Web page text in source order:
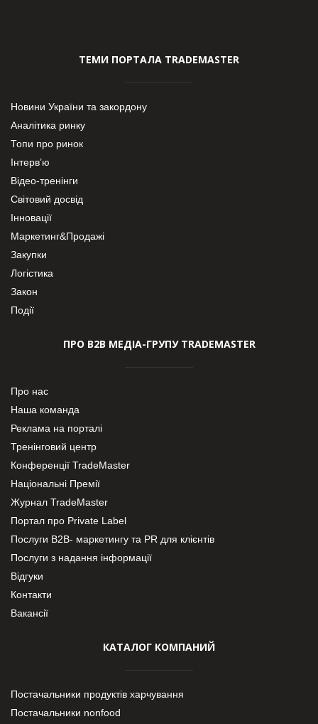
ТЕМИ ПОРТАЛА TRADEMASTER
Новини України та закордону
Аналітика ринку
Топи про ринок
Інтерв’ю
Відео-тренінги
Світовий досвід
Інновації
Маркетинг&Продажі
Закупки
Логістика
Закон
Події
ПРО В2В МЕДІА-ГРУПУ TRADEMASTER
Про нас
Наша команда
Реклама на порталі
Тренінговий центр
Конференції TradeMaster
Національні Премії
Журнал TradeMaster
Портал про Private Label
Послуги В2В- маркетингу та PR для клієнтів
Послуги з надання інформації
Відгуки
Контакти
Вакансії
КАТАЛОГ КОМПАНИЙ
Постачальники продуктів харчування
Постачальники nonfood